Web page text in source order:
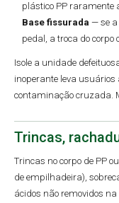
plástico PP raramente
Base fissurada — se
pedal, a troca do
Isole a unidade
inoperante leva
contaminação cruzada.
Trincas,
Trincas no corpo de PP
de empilhadeira),
ácidos não removidos